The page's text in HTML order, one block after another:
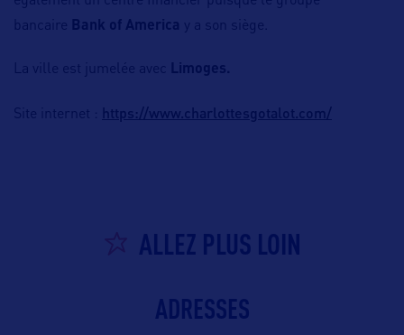
bancaire Bank of America y a son siège
La ville est jumelée avec Limoges.
Site internet : https://www.charlottesgotalot.com/
ALLEZ PLUS LOIN
ADRESSES